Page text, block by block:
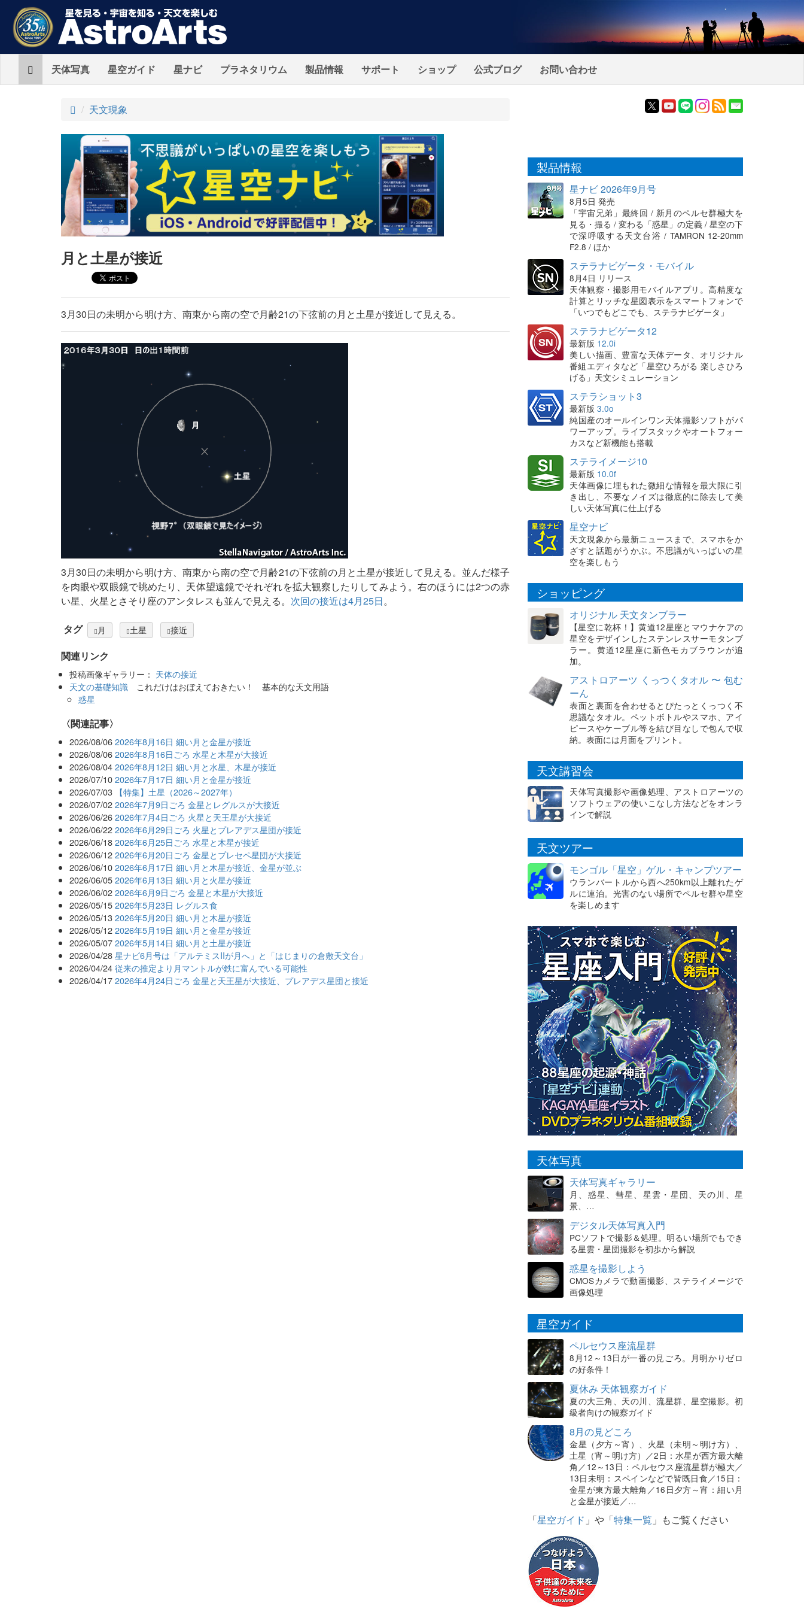
Home天体写真 星空ガイド 星ナビ プラネタリウム 製品情報 サポート ショップ 公式ブログ お問い合わせ
ト
プ
天文現象
月と土星が接近
3月30日の未明から明け方、南東から南の空で月齢21の下弦前の月と土星が接近して見える。
3月30日の未明から明け方、南東から南の空で月齢21の下弦前の月と土星が接近して見える。並んだ様子
を肉眼や双眼鏡で眺めたり、天体望遠鏡でそれぞれを拡大観察したりしてみよう。右のほうには2つの赤
い星、火星とさそり座のアンタレスも並んで見える。 次回の接近は4月25日。
タグ 月 土星 接近
関連リンク
投稿画像ギャラリー： 天体の接近
天文の基礎知識 これだけはおぼえておきたい！ 基本的な天文用語
惑星
関連記事
2026/08/06 2026年8月16日 細い月と金星が接近
2026/08/06 2026年8月16日ごろ 水星と木星が大接近
2026/08/04 2026年8月12日 細い月と水星、木星が接近
2026/07/10 2026年7月17日 細い月と金星が接近
2026/07/03 【特集】土星（2026～2027年）
2026/07/02 2026年7月9日ごろ 金星とレグルスが大接近
2026/06/26 2026年7月4日ごろ 火星と天王星が大接近
2026/06/22 2026年6月29日ごろ 火星とプレアデス星団が接近
2026/06/18 2026年6月25日ごろ 水星と木星が接近
2026/06/12 2026年6月20日ごろ 金星とプレセペ星団が大接近
2026/06/10 2026年6月17日 細い月と木星が接近、金星が並ぶ
2026/06/05 2026年6月13日 細い月と火星が接近
2026/06/02 2026年6月9日ごろ 金星と木星が大接近
2026/05/15 2026年5月23日 レグルス食
2026/05/13 2026年5月20日 細い月と木星が接近
2026/05/12 2026年5月19日 細い月と金星が接近
2026/05/07 2026年5月14日 細い月と土星が接近
2026/04/28 星ナビ6月号は「アルテミスIIが月へ」と「はじまりの倉敷天文台」
2026/04/24 従来の推定より月マントルが鉄に富んでいる可能性
2026/04/17 2026年4月24日ごろ 金星と天王星が大接近、プレアデス星団と接近
製品情報
星ナビ 2026年9月号
8月5日 発売
「宇宙兄弟」最終回 / 新月のペルセ群極大を
見る・撮る / 変わる「惑星」の定義 / 星空の下
で深呼吸する天文台浴 / TAMRON 12-20mm
F2.8 / ほか
ステラナビゲータ・モバイル
8月4日 リリース
天体観察・撮影用モバイルアプリ。高精度な
計算とリッチな星図表示をスマートフォンで
「いつでもどこでも、ステラナビゲータ」
ステラナビゲータ12
最新版 12.0i
美しい描画、豊富な天体データ、オリジナル
番組エディタなど「星空ひろがる 楽しさひろ
げる」天文シミュレーション
ステラショット3
最新版 3.0o
純国産のオールインワン天体撮影ソフトがパ
ワーアップ。ライブスタックやオートフォー
カスなど新機能も搭載
ステライメージ10
最新版 10.0f
天体画像に埋もれた微細な情報を最大限に引
き出し、不要なノイズは徹底的に除去して美
しい天体写真に仕上げる
星空ナビ
天文現象から最新ニュースまで、スマホをか
ざすと話題がうかぶ。不思議がいっぱいの星
空を楽しもう
ショッピング
オリジナル 天文タンブラー
【星空に乾杯！】黄道12星座とマウナケアの
星空をデザインしたステンレスサーモタンブ
ラー。黄道12星座に新色モカブラウンが追
加。
アストロアーツ くっつくタオル 〜 包む
ーん
表面と裏面を合わせるとぴたっとくっつく不
思議なタオル。ペットボトルやスマホ、アイ
ピースやケーブル等を結び目なしで包んで収
納。表面には月面をプリント。
天文講習会
天体写真撮影や画像処理、アストロアーツの
ソフトウェアの使いこなし方法などをオンラ
インで解説
天文ツアー
モンゴル「星空」ゲル・キャンプツアー
ウランバートルから西へ250km以上離れたゲ
ルに連泊。光害のない場所でペルセ群や星空
を楽しめます
天体写真
天体写真ギャラリー
月、惑星、彗星、星雲・星団、天の川、星
景、…
デジタル天体写真入門
PCソフトで撮影＆処理。明るい場所でもでき
る星雲・星団撮影を初歩から解説
惑星を撮影しよう
CMOSカメラで動画撮影、ステライメージで
画像処理
星空ガイド
ペルセウス座流星群
8月12～13日が一番の見ごろ。月明かりゼロ
の好条件！
夏休み 天体観察ガイド
夏の大三角、天の川、流星群、星空撮影。初
級者向けの観察ガイド
8月の見どころ
金星（夕方～宵）、火星（未明～明け方）、
土星（宵～明け方）／2日：水星が西方最大離
角／12～13日：ペルセウス座流星群が極大／
13日未明：スペインなどで皆既日食／15日：
金星が東方最大離角／16日夕方～宵：細い月
と金星が接近／…
「星空ガイド 」や「特集一覧 」もご覧ください